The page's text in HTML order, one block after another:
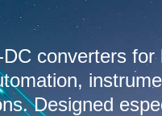
converters for
Designed